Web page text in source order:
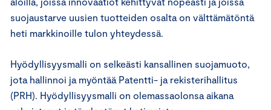
suojaustarve uusien tuotteiden osalta on välttämätöntä
heti markkinoille tulon yhteydessä.
Hyödyllisyysmalli on selkeästi kansallinen suojamuoto,
jota hallinnoi ja myöntää Patentti- ja rekisterihallitus
(PRH). Hyödyllisyysmalli on olemassaolonsa aikana